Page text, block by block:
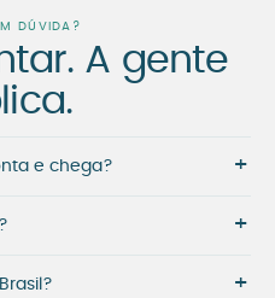
DÚVIDA?
A gente
e chega? +
+
+